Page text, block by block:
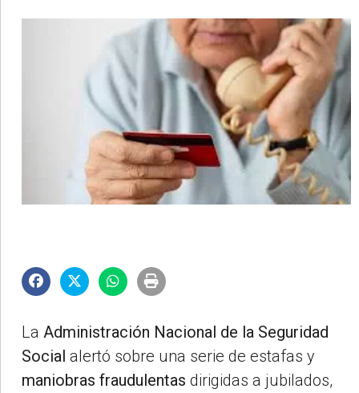
La Administración Nacional de la Seguridad
Social alertó sobre una serie de estafas y
maniobras fraudulentas dirigidas a jubilados,